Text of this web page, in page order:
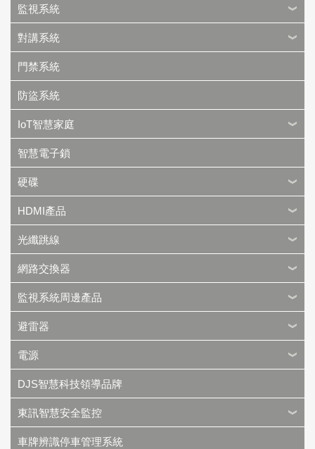
監視系統
對講系統
門禁系統
防盜系統
IoT智慧家庭
智慧電子鎖
硬碟
HDMI產品
光纖跳線
網路交換器
監視系統周邊產品
避雷器
電源
DJS智慧科技領導品牌
東訊智慧安全監控
車牌辨識停車管理系統